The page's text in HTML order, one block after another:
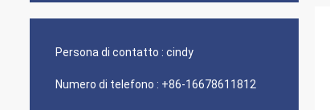
Persona di contatto : cindy
Numero di telefono : +86-16678611812